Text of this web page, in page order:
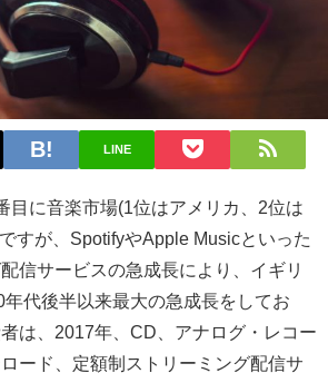
LINE
目に音楽市場(1位はアメリカ、2位は
すが、SpotifyやApple Musicといった
信サービスの急成長により、イギリ
代後半以来最大の急成長をしてお
は、2017年、CD、アナログ・レコー
ード、定額制ストリーミング配信サ